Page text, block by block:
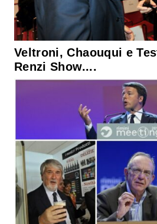
Veltroni, Chaouqui e
Renzi Show....